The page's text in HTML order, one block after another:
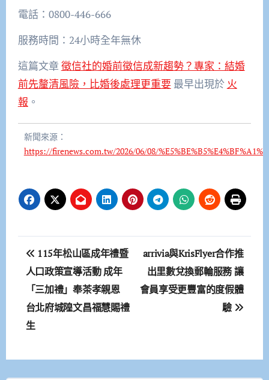
電話：0800-446-666
服務時間：24小時全年無休
這篇文章 徵信社的婚前徵信成新趨勢？專家：結婚
前先釐清風險，比婚後處理更重要 最早出現於 火
報 。
新聞來源：
https://firenews.com.tw/2026/06/08/
文
章
導
覽
115年松山區成年禮暨
人口政策宣導活動 成年
「三加禮」奉茶孝親恩
台北府城隍文昌福慧賜禮
生
arrivia與KrisFlyer合作推
出里數兌換郵輪服務 讓
會員享受更豐富的度假體
驗